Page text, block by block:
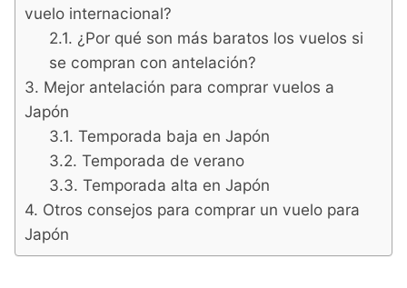
vuelo internacional?
¿Por qué son más baratos los vuelos si
se compran con antelación?
Mejor antelación para comprar vuelos a
Japón
Temporada baja en Japón
Temporada de verano
Temporada alta en Japón
Otros consejos para comprar un vuelo para
Japón